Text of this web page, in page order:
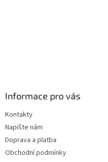
Informace pro vás
Kontakty
Napište nám
Doprava a platba
Obchodní podmínky